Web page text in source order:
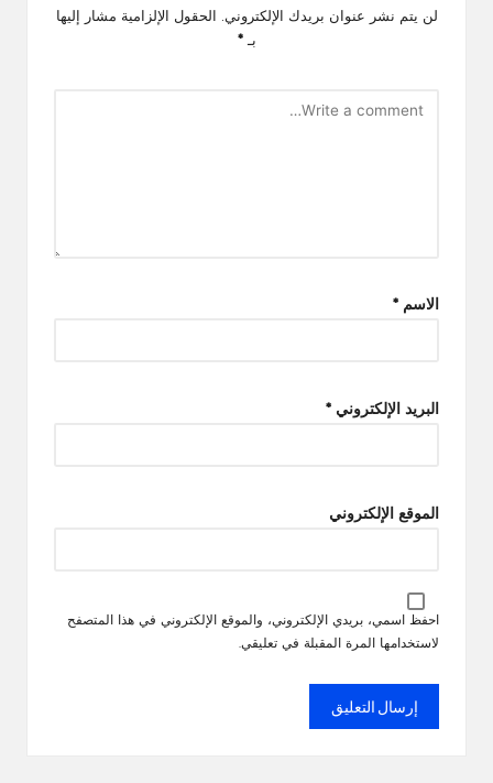
لن يتم نشر عنوان بريدك الإلكتروني.
الحقول الإلزامية مشار إليها
بـ*
الاسم *
البريد الإلكتروني *
الموقع الإلكتروني
احفظ اسمي، بريدي الإلكتروني، والموقع الإلكتروني في هذا المتصفح
لاستخدامها المرة المقبلة في تعليقي.